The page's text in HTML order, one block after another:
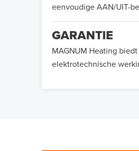
eenvoudige AAN/UIT-
GARANTIE
MAGNUM Heating
elektrotechnische